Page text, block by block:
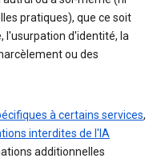
pratiques), que ce soit
l'usurpation d'identité, la
ou des
à certains services,
interdites de l'IA
additionnelles